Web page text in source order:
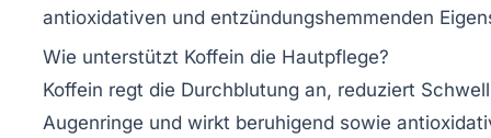
antioxidativen und entzündungshemmenden
Wie unterstützt Koffein die Hautpflege?
Koffein regt die Durchblutung an, reduziert
Augenringe und wirkt beruhigend sowie